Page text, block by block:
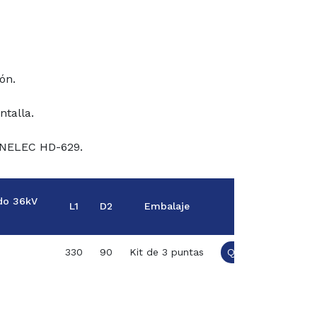
HD-629.
36kV L1 D2 Embalaje
330 90 Kit de 3 puntas Quote